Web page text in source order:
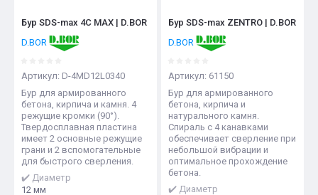
Бур SDS-max 4C MAX | D.BOR
D.BOR
Артикул: D-4MD12L0340
Бур для армированного
бетона, кирпича и камня. 4
режущие кромки (90°).
Твердосплавная пластина
имеет 2 основные режущие
грани и 2 вспомогательные
для быстрого сверления.
✔️ Диаметр
12 мм
Бур SDS-max ZENTRO | D.BOR
D.BOR
Артикул: 61150
Бур для армированного
бетона, кирпича и
натурального камня.
Спираль с 4 канавками
обеспечивает сверление при
небольшой вибрации и
оптимальное прохождение
бетона.
✔️ Диаметр